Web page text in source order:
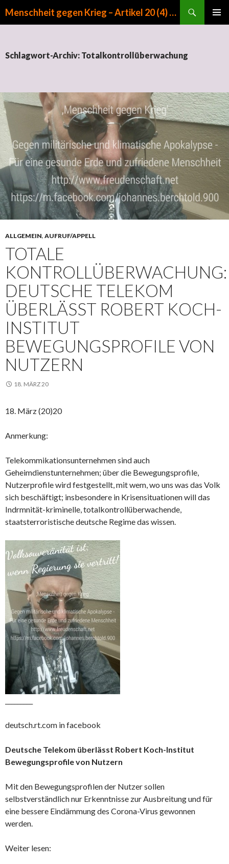
Menschheit gegen Krieg – Artikel 20 (4) GG
Schlagwort-Archiv: Totalkontrollüberwachung
ALLGEMEIN, AUFRUF/APPELL
TOTALE
KONTROLLÜBERWACHUNG:
DEUTSCHE TELEKOM
ÜBERLÄSST ROBERT KOCH-
INSTITUT
BEWEGUNGSPROFILE VON
NUTZERN
18. MÄRZ 20
18. März (20)20
Anmerkung:
Telekommikationsunternehmen sind auch
Geheimdienstunternehmen; über die Bewegungsprofile,
Nutzerprofile wird festgestellt, mit wem, wo uns was das Volk
sich beschäftigt; insbesondere in Krisensituationen will das
Indrmnität-kriminelle, totalkontrollüberwachende,
staatsterroristische deutsche Regime das wissen.
deutsch.rt.com in facebook
Deutsche Telekom überlässt Robert Koch-Institut
Bewegungsprofile von Nutzern
Mit den Bewegungsprofilen der Nutzer sollen
selbstverständlich nur Erkenntnisse zur Ausbreitung und für
eine bessere Eindämmung des Corona-Virus gewonnen
werden.
Weiter lesen: